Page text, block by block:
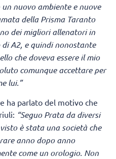
nuovo ambiente e nuove
della Prisma Taranto
dei migliori allenatori in
A2, e quindi nonostante
che doveva essere il mio
comunque accettare per
lui.”
ha parlato del motivo che
“Seguo Prata da diversi
è stata una società che
anno dopo anno
come un orologio. Non